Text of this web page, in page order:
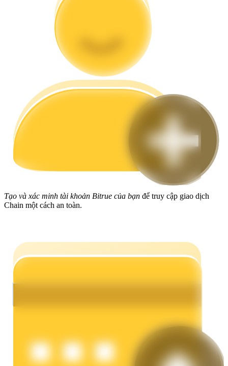
Hướng dẫn
Hướng dẫn giao dịch Spot
Chiến lược giao dịch
Earn
Tạo và xác minh tài khoản Bitrue của bạn để truy cập giao dịch
Chain một cách an toàn.